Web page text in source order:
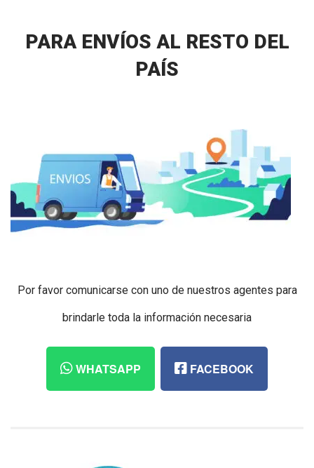
PARA ENVÍOS AL RESTO DEL
PAÍS
Por favor comunicarse con uno de nuestros agentes para
brindarle toda la información necesaria
WHATSAPP FACEBOOK